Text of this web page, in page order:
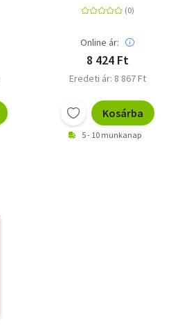
Nutrition
Online ár:
8 424 Ft
Eredeti ár: 8 867 Ft
Kosárba
5 - 10 munkanap